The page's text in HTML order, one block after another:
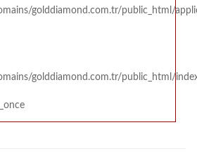
golddiamond.com.tr/public_html/
golddiamond.com.tr/public_html/